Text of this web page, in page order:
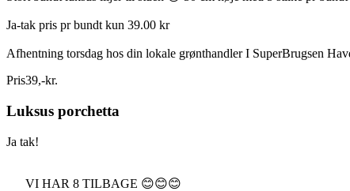
Ja-tak pris pr bundt kun 39.00 kr
Afhentning torsdag hos din lokale grønthandler I SuperBrugsen
Pris39,-kr.
Luksus porchetta
Ja tak!
VI HAR 8 TILBAGE 😊😊😊